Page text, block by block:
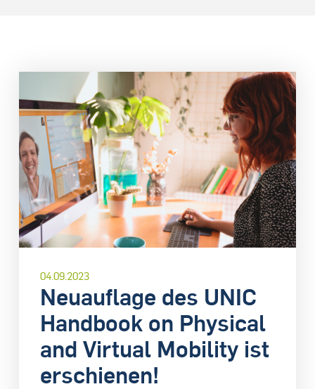
04.09.2023
Neuauflage des UNIC
Handbook on Physical
and Virtual Mobility ist
erschienen!